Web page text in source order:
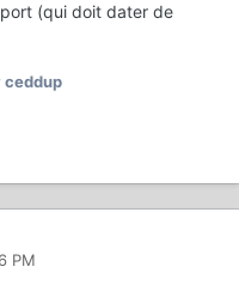
(qui doit dater de
ceddup
PM